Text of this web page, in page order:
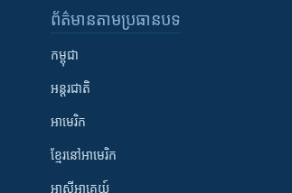
ព័ត៌មាន​តាមប្រធានបទ​
កម្ពុជា
អន្តរជាតិ
អាមេរិក
ខ្មែរ​នៅអាមេរិក
អាស៊ីអាគ្នេយ៍